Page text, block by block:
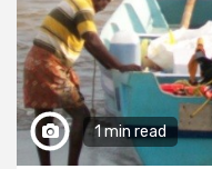
1 min read